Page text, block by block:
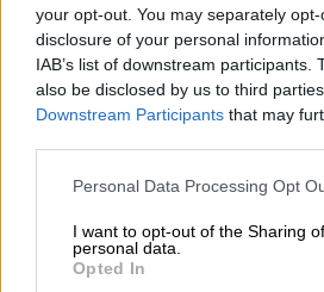
your opt-out. You may separately
disclosure of your personal
IAB’s list of downstream participants.
also be disclosed by us to third
Downstream Participants that may
Please note that this website/app
not limited to your visit or usage
grant or deny consent to Google and
use your data for below specified
Personal Data Processing Opt
I want to opt-out of the Sharing
personal data.
Opted In
Ελλάδα|14.03.2021 13:38